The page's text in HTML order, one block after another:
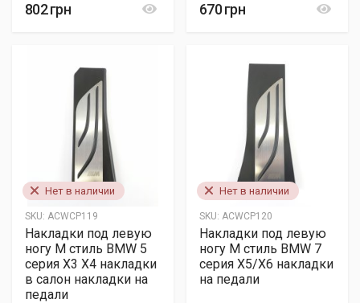
802 грн 670 грн
Нет в наличии
SKU: ACWCP119
Накладки под левую
ногу М стиль BMW 5
серия X3 X4 накладки
в салон накладки на
педали
Нет в наличии
SKU: ACWCP120
Накладки под левую
ногу М стиль BMW 7
серия X5/X6 накладки
на педали